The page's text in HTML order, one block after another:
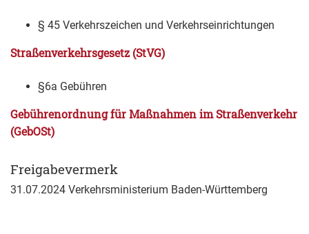
§ 45 Verkehrszeichen und Verkehrseinrichtungen
Straßenverkehrsgesetz (StVG)
§6a Gebühren
Gebührenordnung für Maßnahmen im Straßenverkehr
(GebOSt)
Freigabevermerk
31.07.2024 Verkehrsministerium Baden-Württemberg